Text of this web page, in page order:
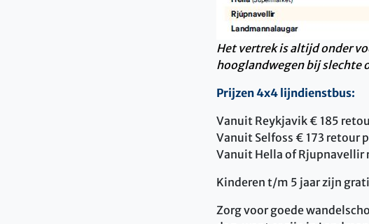
Het vertrek is altijd onder
hooglandwegen bij slechte
Prijzen 4x4 lijndienstbus:
Vanuit Reykjavik € 185
Vanuit Selfoss € 173 retour
Vanuit Hella of Rjupnavellir
Kinderen t/m 5 jaar zijn
Zorg voor goede